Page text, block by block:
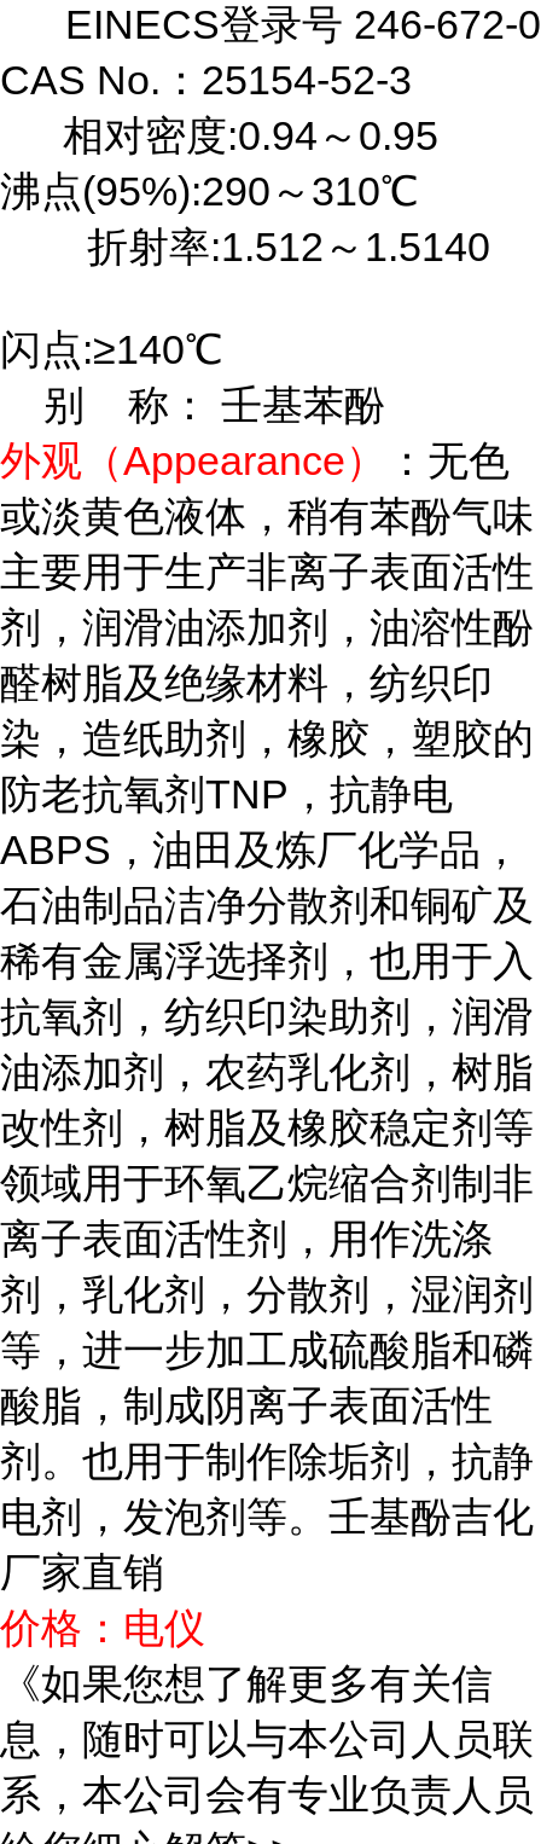
EINECS登录号 246-672-0
CAS No.：25154-52-3
相对密度:0.94～0.95
沸点(95%):290～310℃
折射率:1.512～1.5140
闪点:≥140℃
别 称： 壬基苯酚
外观（Appearance）
：无色
或淡黄色液体，稍有苯酚气味
主要用于生产非离子表面活性
剂，润滑油添加剂，油溶性酚
醛树脂及绝缘材料，纺织印
染，造纸助剂，橡胶，塑胶的
防老抗氧剂TNP，抗静电
ABPS，油田及炼厂化学品，
石油制品洁净分散剂和铜矿及
稀有金属浮选择剂，也用于入
抗氧剂，纺织印染助剂，润滑
油添加剂，农药乳化剂，树脂
改性剂，树脂及橡胶稳定剂等
领域用于环氧乙烷缩合剂制非
离子表面活性剂，用作洗涤
剂，乳化剂，分散剂，湿润剂
等，进一步加工成硫酸脂和磷
酸脂，制成阴离子表面活性
剂。也用于制作除垢剂，抗静
电剂，发泡剂等。壬基酚吉化
厂家直销
价格：电仪
《如果您想了解更多有关信
息，随时可以与本公司人员联
系，本公司会有专业负责人员